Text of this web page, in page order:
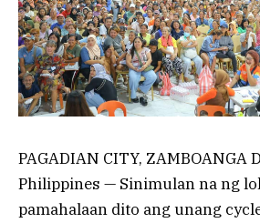
PAGADIAN CITY, ZAMBOANGA
Philippines — Sinimulan na ng
pamahalaan dito ang unang